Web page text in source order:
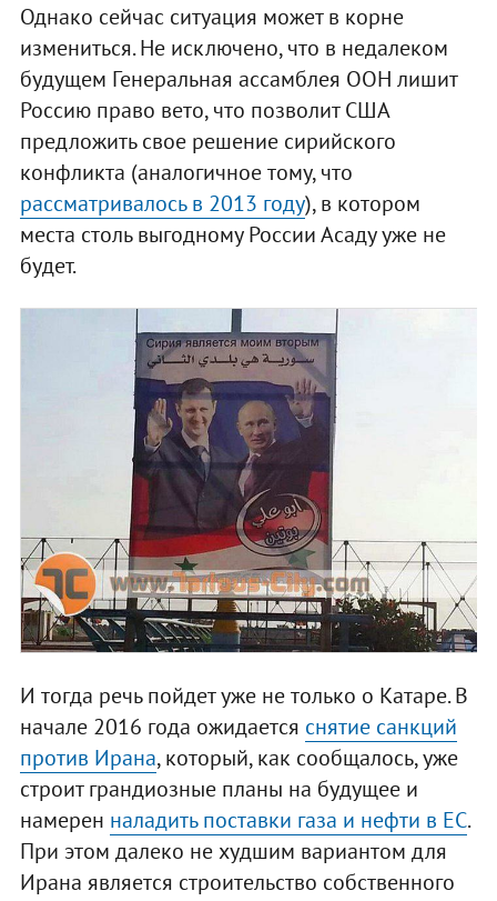
Однако сейчас ситуация может в корне
измениться. Не исключено, что в недалеком
будущем Генеральная ассамблея ООН лишит
Россию право вето, что позволит США
предложить свое решение сирийского
конфликта (аналогичное тому, что
рассматривалось в 2013 году), в котором
места столь выгодному России Асаду уже не
будет.
И тогда речь пойдет уже не только о Катаре. В
начале 2016 года ожидается снятие санкций
против Ирана, который, как сообщалось, уже
строит грандиозные планы на будущее и
намерен наладить поставки газа и нефти в ЕС.
При этом далеко не худшим вариантом для
Ирана является строительство собственного